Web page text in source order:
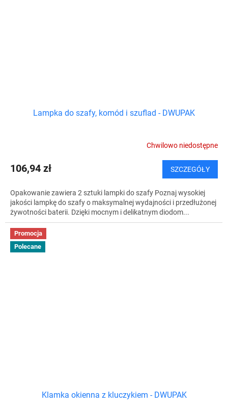
Lampka do szafy, komód i szuflad - DWUPAK
Chwilowo niedostępne
106,94 zł SZCZEGÓŁY
Opakowanie zawiera 2 sztuki lampki do szafy Poznaj wysokiej
jakości lampkę do szafy o maksymalnej wydajności i przedłużonej
żywotności baterii. Dzięki mocnym i delikatnym diodom...
Promocja
Polecane
Klamka okienna z kluczykiem - DWUPAK